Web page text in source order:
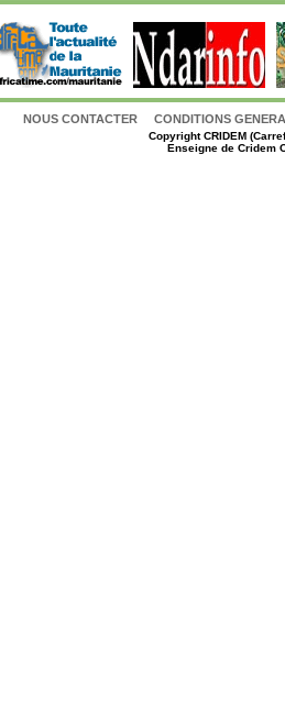
NOUS CONTACTER CONDITIONS
CopyrightCRIDEM
Enseigne de Cridem